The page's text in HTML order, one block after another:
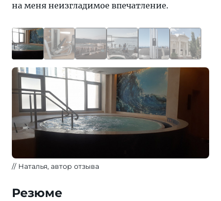
на меня неизгладимое впечатление.
Наталья, автор отзыва
Резюме